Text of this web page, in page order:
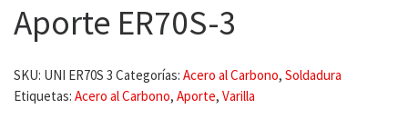
Aporte ER70S-3
SKU: UNI ER70S 3 Categorías: Acero al Carbono, Soldadura
Etiquetas: Acero al Carbono, Aporte, Varilla